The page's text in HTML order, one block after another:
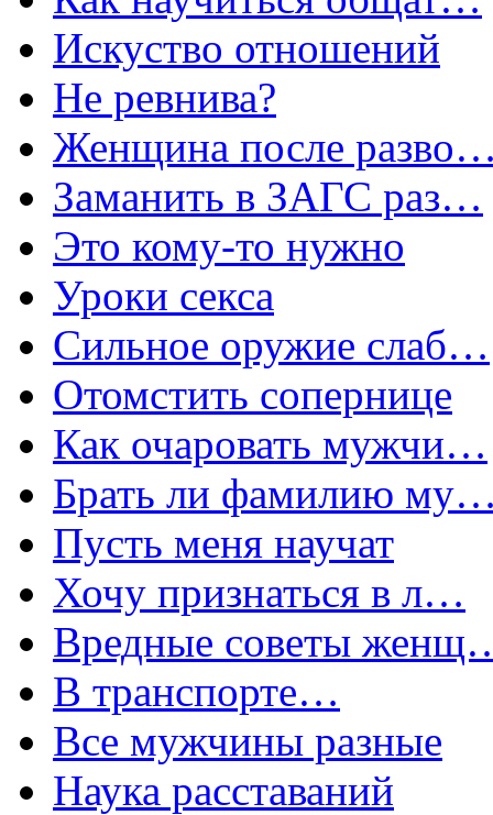
Искуство отношений
Не ревнива?
Женщина после
Заманить в ЗАГС раз…
Это кому-то нужно
Уроки секса
Сильное оружие слаб…
Отомстить сопернице
Как очаровать мужчи…
Брать ли фамилию
Пусть меня научат
Хочу признаться в л…
Вредные советы
В транспорте…
Все мужчины разные
Наука расставаний